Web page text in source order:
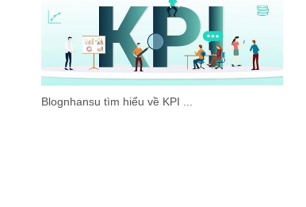
Blognhansu tìm hiểu về KPI ...